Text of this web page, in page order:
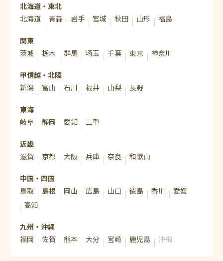
北海道・東北
北海道
青森 岩手 宮城 秋田 山形 福島
関東
茨城
栃木 群馬 埼玉 千葉 東京 神奈川
甲信越・北陸
新潟
富山 石川 福井 山梨 長野
東海
岐阜
静岡 愛知 三重
近畿
滋賀
京都 大阪 兵庫 奈良 和歌山
中国・四国
鳥取
島根 岡山 広島 山口 徳島 香川
愛媛
高知
九州・沖縄
福岡
佐賀 熊本 大分 宮崎 鹿児島 沖縄